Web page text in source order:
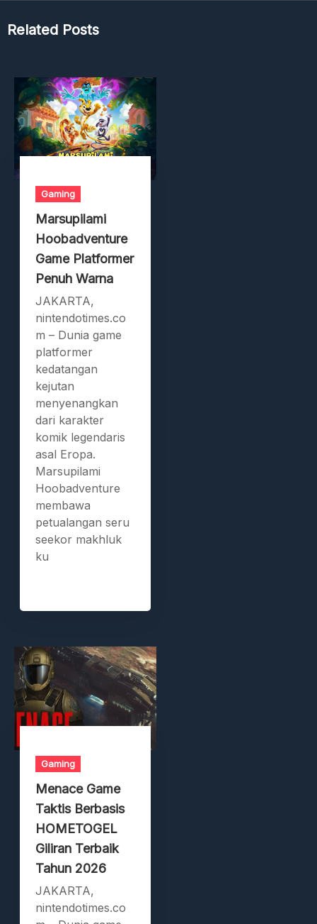
Related Posts
Gaming
Marsupilami
Hoobadventure
Game Platformer
Penuh Warna
JAKARTA,
nintendotimes.co
m – Dunia game
platformer
kedatangan
kejutan
menyenangkan
dari karakter
komik legendaris
asal Eropa.
Marsupilami
Hoobadventure
membawa
petualangan seru
seekor makhluk
ku
Gaming
Menace Game
Taktis Berbasis
HOMETOGEL
Giliran Terbaik
Tahun 2026
JAKARTA,
nintendotimes.co